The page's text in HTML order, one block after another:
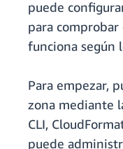
puede
para
funciona según
Para empezar,
zona mediante
CLI,
puede